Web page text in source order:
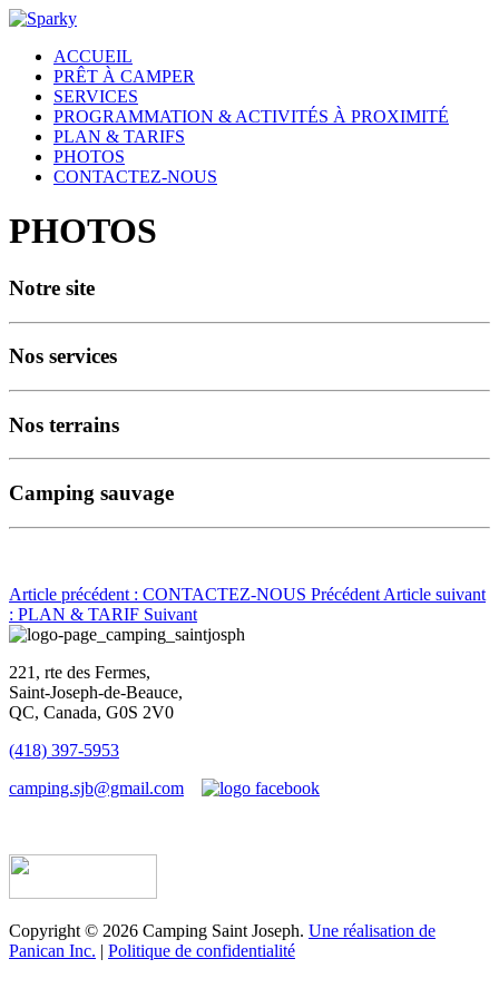
ACCUEIL
PRÊT À CAMPER
SERVICES
PROGRAMMATION & ACTIVITÉS À PROXIMITÉ
PLAN & TARIFS
PHOTOS
CONTACTEZ-NOUS
PHOTOS
Notre site
Nos services
Nos terrains
Camping sauvage
Article précédent : CONTACTEZ-NOUS Précédent Article suivant
: PLAN & TARIF Suivant
221, rte des Fermes,
Saint-Joseph-de-Beauce,
QC, Canada, G0S 2V0
(418) 397-5953
camping.sjb@gmail.com
Copyright © 2026 Camping Saint Joseph. Une réalisation de
Panican Inc. | Politique de confidentialité